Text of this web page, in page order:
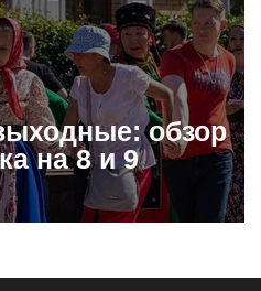
обзор
на 8 и 9